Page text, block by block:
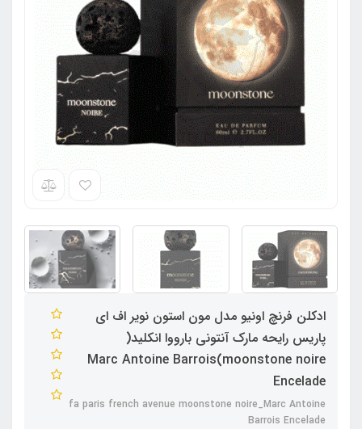
ادکلن فرنچ اونیو مدل مون استون نویر اف ای
پاریس رایحه مارک آنتونی بارووا انکلید(
moonstone noire)Marc Antoine Barrois
Encelade
fa paris french avenue moonstone noire_Marc Antoine
Barrois Encelade